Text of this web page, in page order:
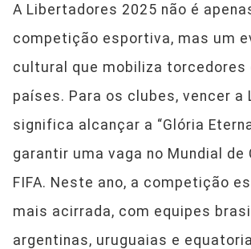
A Libertadores 2025 não é
competição esportiva, mas um
cultural que mobiliza torcedores
países. Para os clubes, vencer a
significa alcançar a “Glória
garantir uma vaga no Mundial de
FIFA. Neste ano, a competição
mais acirrada, com equipes
argentinas, uruguaias e